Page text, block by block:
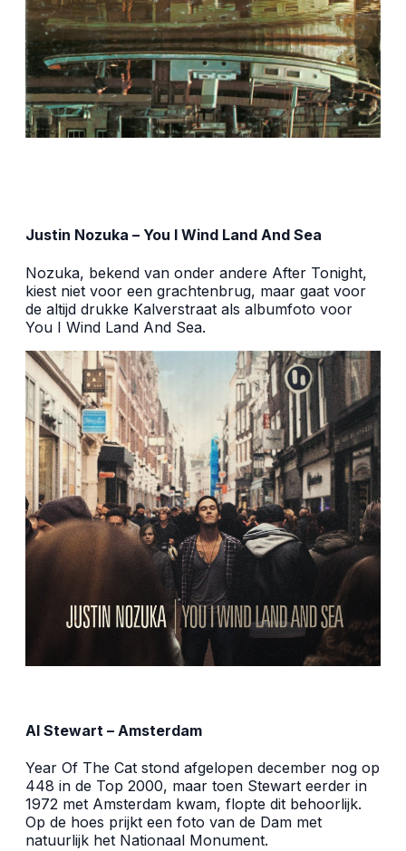
Justin Nozuka – You I Wind Land And Sea
Nozuka, bekend van onder andere After Tonight,
kiest niet voor een grachtenbrug, maar gaat voor
de altijd drukke Kalverstraat als albumfoto voor
You I Wind Land And Sea.
Al Stewart – Amsterdam
Year Of The Cat stond afgelopen december nog op
448 in de Top 2000, maar toen Stewart eerder in
1972 met Amsterdam kwam, flopte dit behoorlijk.
Op de hoes prijkt een foto van de Dam met
natuurlijk het Nationaal Monument.